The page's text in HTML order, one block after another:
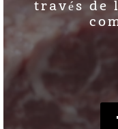
través de